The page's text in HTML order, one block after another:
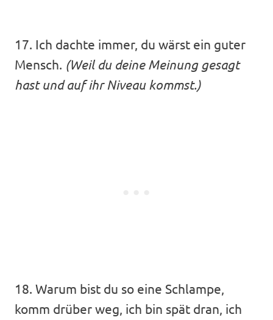
17. Ich dachte immer, du wärst ein guter
Mensch. (Weil du deine Meinung gesagt
hast und auf ihr Niveau kommst.)
18. Warum bist du so eine Schlampe,
komm drüber weg, ich bin spät dran, ich